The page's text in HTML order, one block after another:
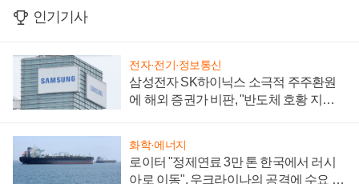
인기기사
전자·전기·정보통신
삼성전자 SK하이닉스 소극적 주주환원
에 해외 증권가 비판, "반도체 호황 지속
화학·에너지
로이터 "정제연료 3만 톤 한국에서 러시
아로 이동", 우크라이나의 공격에 수요 늘